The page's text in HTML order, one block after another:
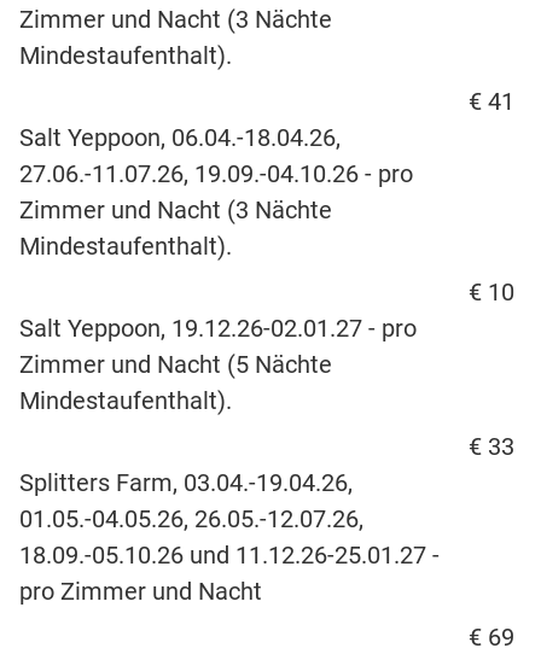
Zimmer und Nacht (3 Nächte
Mindestaufenthalt).
€ 41
Salt Yeppoon, 06.04.-18.04.26,
27.06.-11.07.26, 19.09.-04.10.26 - pro
Zimmer und Nacht (3 Nächte
Mindestaufenthalt).
€ 10
Salt Yeppoon, 19.12.26-02.01.27 - pro
Zimmer und Nacht (5 Nächte
Mindestaufenthalt).
€ 33
Splitters Farm, 03.04.-19.04.26,
01.05.-04.05.26, 26.05.-12.07.26,
18.09.-05.10.26 und 11.12.26-25.01.27 -
pro Zimmer und Nacht
€ 69